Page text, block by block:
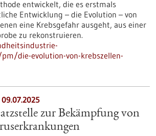
entwickelt, die es erstmals
Entwicklung – die Evolution – von
eine Krebsgefahr ausgeht, aus einer
zu rekonstruieren.
die-evolution-von-krebszellen-
zur Bekämpfung von